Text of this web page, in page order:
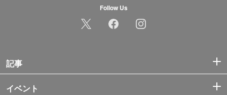
Follow Us
記事
イベント